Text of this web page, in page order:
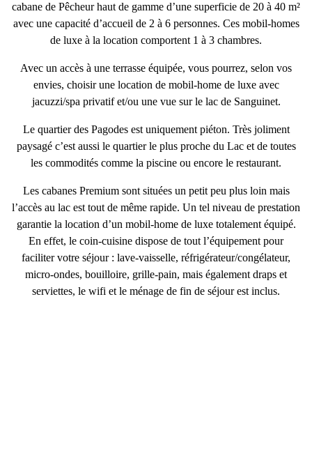
cabane de Pêcheur haut de gamme d’une superficie de 20 à 40 m²
avec une capacité d’accueil de 2 à 6 personnes. Ces mobil-homes
de luxe à la location comportent 1 à 3 chambres.
Avec un accès à une terrasse équipée, vous pourrez, selon vos
envies, choisir une location de mobil-home de luxeavec
jacuzzi/spa privatifet/ou une vue sur le lac de Sanguinet.
Le quartier des Pagodes est uniquement piéton. Très joliment
paysagé c’est aussi le quartier le plus proche du Lac et de toutes
les commodités comme la piscine ou encore le restaurant.
Les cabanes Premiumsont situées un petit peu plus loin mais
l’accès au lac est tout de même rapide. Un tel niveau de prestation
garantie la location d’un mobil-home de luxetotalement équipé.
En effet, le coin-cuisine dispose de tout l’équipement pour
faciliter votre séjour: lave-vaisselle, réfrigérateur/congélateur,
micro-ondes, bouilloire, grille-pain, mais également draps et
serviettes, le wifi et le ménage de fin de séjour est inclus.